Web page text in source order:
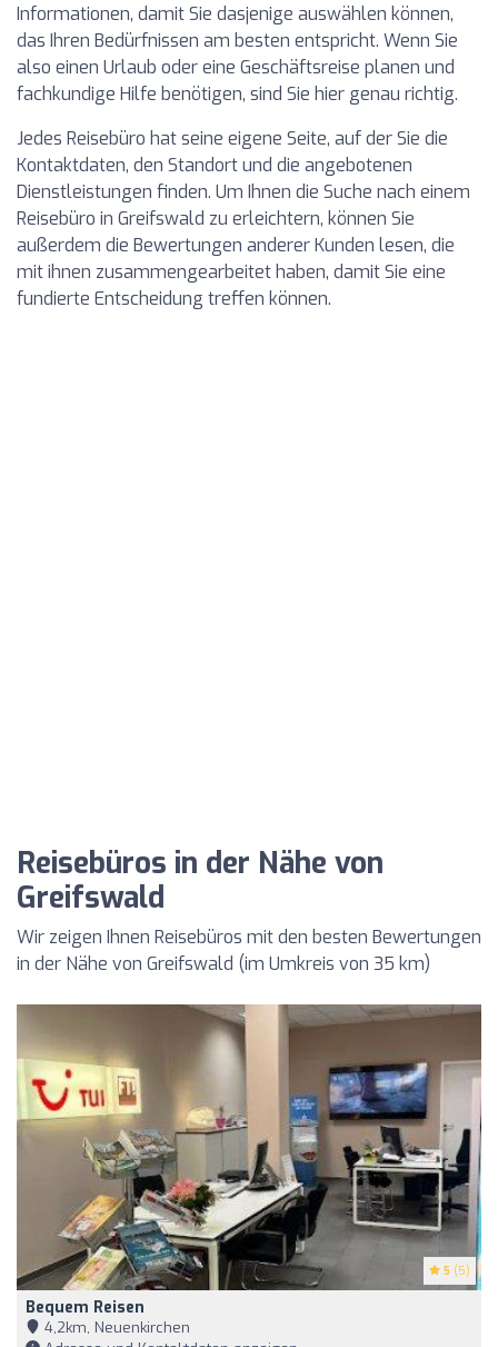
Informationen, damit Sie dasjenige auswählen können,
das Ihren Bedürfnissen am besten entspricht. Wenn Sie
also einen Urlaub oder eine Geschäftsreise planen und
fachkundige Hilfe benötigen, sind Sie hier genau richtig.
Jedes Reisebüro hat seine eigene Seite, auf der Sie die
Kontaktdaten, den Standort und die angebotenen
Dienstleistungen finden. Um Ihnen die Suche nach einem
Reisebüro in Greifswald zu erleichtern, können Sie
außerdem die Bewertungen anderer Kunden lesen, die
mit ihnen zusammengearbeitet haben, damit Sie eine
fundierte Entscheidung treffen können.
Reisebüros in der Nähe von
Greifswald
Wir zeigen Ihnen Reisebüros mit den besten Bewertungen
in der Nähe von Greifswald (im Umkreis von 35 km)
5 (5)
Bequem Reisen
4,2km, Neuenkirchen